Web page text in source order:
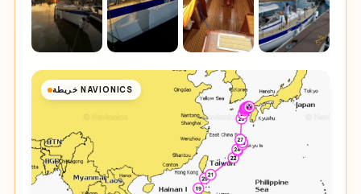
خريطة NAVIONICS